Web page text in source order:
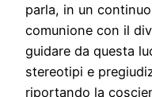
parla, in un
comunione con il
guidare da questa
stereotipi e
riportando la